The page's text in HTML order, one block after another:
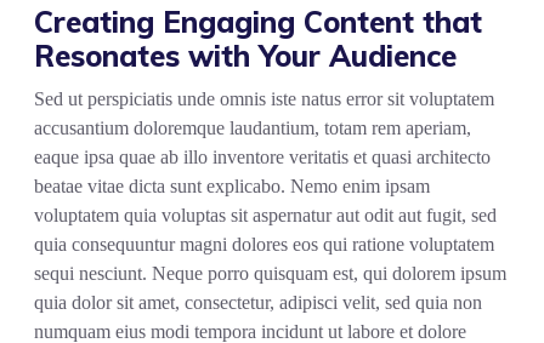
Creating Engaging Content that
Resonates with Your Audience
Sed ut perspiciatis unde omnis iste natus error sit voluptatem
accusantium doloremque laudantium, totam rem aperiam,
eaque ipsa quae ab illo inventore veritatis et quasi architecto
beatae vitae dicta sunt explicabo. Nemo enim ipsam
voluptatem quia voluptas sit aspernatur aut odit aut fugit, sed
quia consequuntur magni dolores eos qui ratione voluptatem
sequi nesciunt. Neque porro quisquam est, qui dolorem ipsum
quia dolor sit amet, consectetur, adipisci velit, sed quia non
numquam eius modi tempora incidunt ut labore et dolore